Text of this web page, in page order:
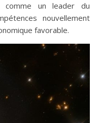
comme un leader du
nouvellement
favorable.